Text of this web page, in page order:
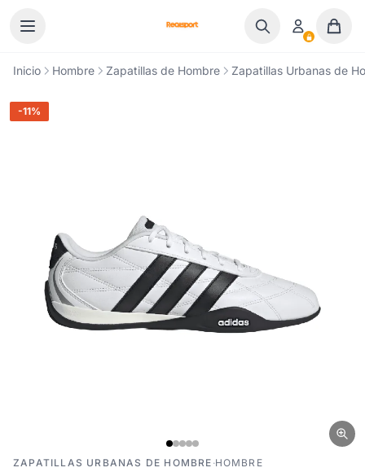
Inicio Hombre Zapatillas de Hombre Zapatillas Urbanas de
-11%
ZAPATILLAS URBANAS DE HOMBRE ·HOMBRE